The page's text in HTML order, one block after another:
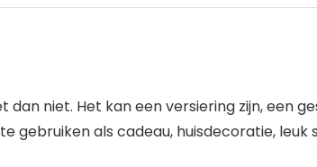
niet. Het kan een versiering zijn, een
gebruiken als cadeau, huisdecoratie, leuk